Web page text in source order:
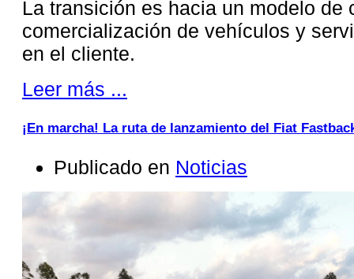
La transición es hacia un modelo de
comercialización de vehículos y
en el cliente.
Leer más ...
¡En marcha! La ruta de lanzamiento del Fiat
Publicado en Noticias